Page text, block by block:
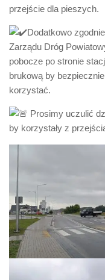
przejście dla pieszych.
Dodatkowo
Zarządu Dróg
pobocze po stronie
brukową by
korzystać.
Prosimy uczulić
by korzystały z